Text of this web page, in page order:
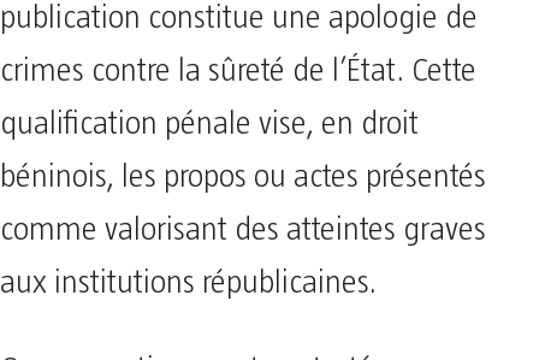
publication constitue une apologie de
crimes contre la sûreté de l’État. Cette
qualification pénale vise, en droit
béninois, les propos ou actes présentés
comme valorisant des atteintes graves
aux institutions républicaines.